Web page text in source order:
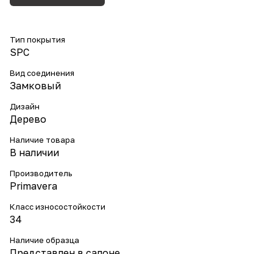
Тип покрытия
SPC
Вид соединения
Замковый
Дизайн
Дерево
Наличие товара
В наличии
Производитель
Primavera
Класс износостойкости
34
Наличие образца